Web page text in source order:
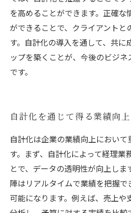
を高めることができます。正確な
ができることで、クライアントと
す。自計化の導入を通して、共に
ップを築くことが、今後のビジ
です。
自計化を通じて得る業績向
自計化は企業の業績向上におい
す。まず、自計化によって経理業
とで、データの透明性が向上しま
陣はリアルタイムで業績を把握で
可能になります。例えば、売上や